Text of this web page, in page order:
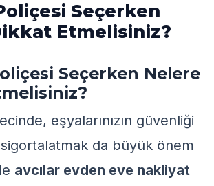
Seçerken
Etmelisiniz?
Seçerken Nelere
eşyalarınızın güvenliği
sigortalatmak da büyük önem
avcılar evden eve nakliyat